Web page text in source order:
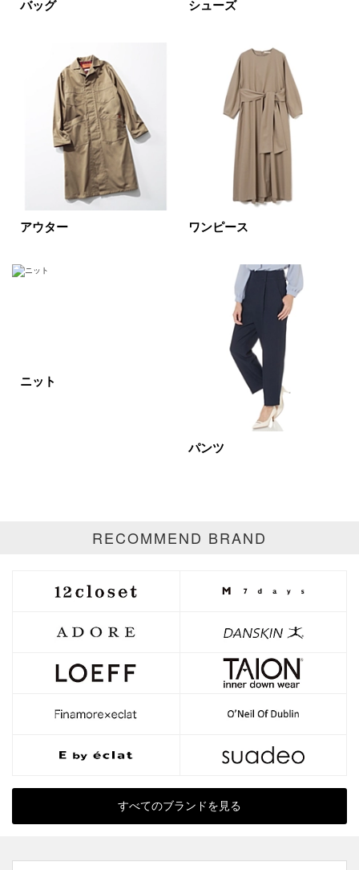
価格
表示オプション
すべて 新着
SALE商品 予約品
再入荷 ラスト1
グレー
ベージュ オレンジ
ピンク
バッグ シューズ
アウター ワンピース
ニット
パンツ
RECOMMEND BRAND
すべてのブランドを見る